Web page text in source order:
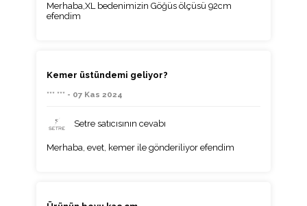
Merhaba,XL bedenimizin Göğüs ölçüsü 92cm
efendim
Kemer üstündemi geliyor?
*** *** - 07 Kas 2024
Setre satıcısının cevabı
Merhaba, evet, kemer ile gönderiliyor efendim